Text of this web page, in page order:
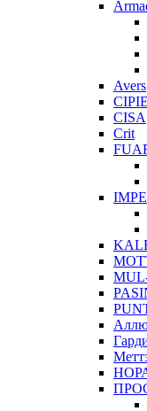
Avers
CISA
Crit